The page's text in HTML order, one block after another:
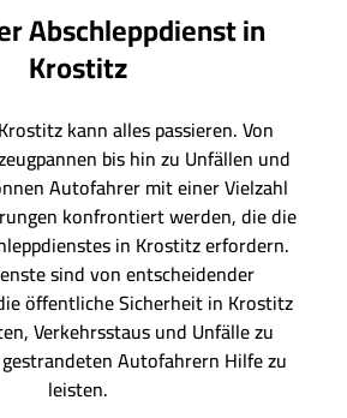
Abschleppdienst in
Krostitz
kann alles passieren. Von
bis hin zu Unfällen und
Autofahrer mit einer Vielzahl
konfrontiert werden, die die
in Krostitz erfordern.
sind von entscheidender
öffentliche Sicherheit in Krostitz
Verkehrsstaus und Unfälle zu
Autofahrern Hilfe zu
leisten.